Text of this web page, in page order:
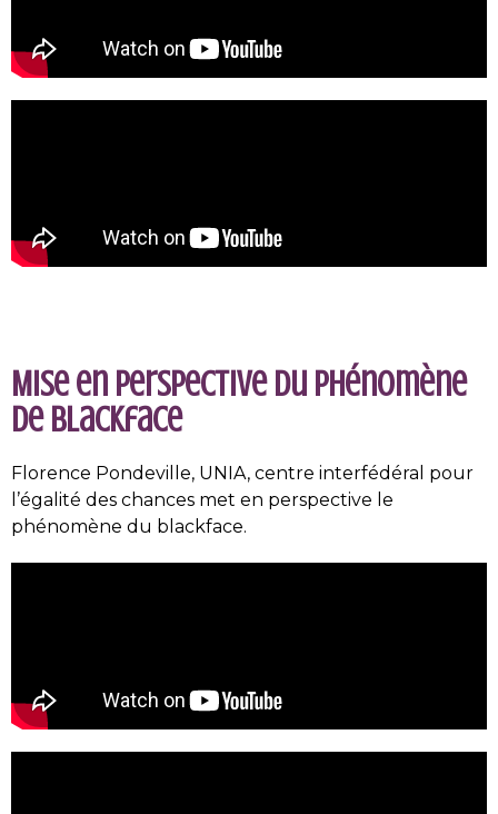
Mise en perspective du phénomène
de blackface
Florence Pondeville, UNIA, centre interfédéral pour
l’égalité des chances met en perspective le
phénomène du blackface.